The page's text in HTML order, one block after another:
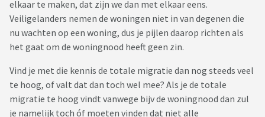
elkaar te maken, dat zijn we dan met elkaar eens.
Veiligelanders nemen de woningen niet in van degenen die
nu wachten op een woning, dus je pijlen daarop richten als
het gaat om de woningnood heeft geen zin.
Vind je met die kennis de totale migratie dan nog steeds veel
te hoog, of valt dat dan toch wel mee? Als je de totale
migratie te hoog vindt vanwege bijv de woningnood dan zul
je namelijk toch óf moeten vinden dat niet alle